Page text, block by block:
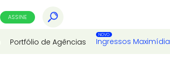
ASSINE
Portfólio de Agências Ingressos Maximídia